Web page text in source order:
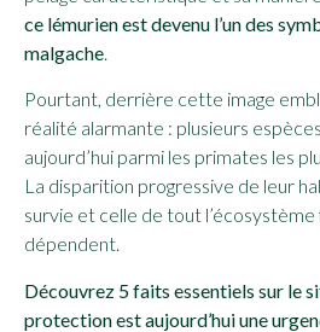
ce lémurien est devenu l’un des
malgache.
Pourtant, derrière cette image
réalité alarmante : plusieurs
aujourd’hui parmi les primates les
La disparition progressive de leur
survie et celle de tout
dépendent.
Découvrez 5 faits essentiels sur le
protection est aujourd’hui une